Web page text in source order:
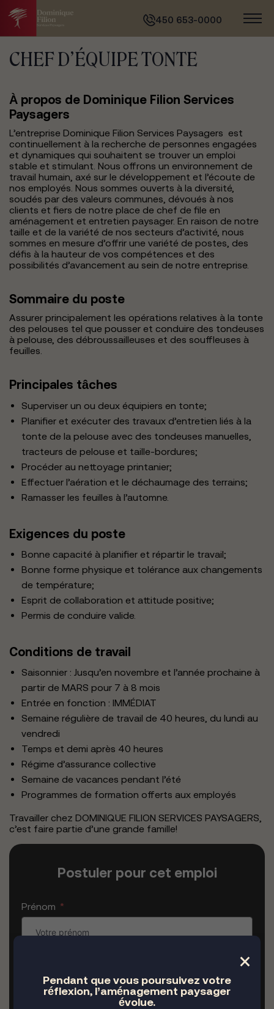
450 653-0000
CHEF D’ÉQUIPE TONTE
À propos de Dominique Filion Services
Paysagers
L’entreprise Dominique Filion Services Paysagers est
continuellement à la recherche de personnes engagées
et dynamiques qui souhaitent se trouver un emploi
stable et stimulant. Nous offrons un environnement de
travail humain, axé sur le développement et l’écoute de
nos employés. Nous sommes ouverts à la diversité,
soudés par des valeurs communes, dévoués à nos
clients et fiers de notre place de chef de file en
aménagement et entretien paysager. En raison de notre
taille et de la variété de nos secteurs d’activité, nous
sommes en mesure d’offrir une variété de postes, des
défis à la hauteur de vos compétences et des
possibilités d’avancement au sein de notre entreprise.
Sommaire du poste
Assurer principalement les opérations relatives à la tonte
des pelouses tel que pousser et conduire des tondeuses
à pelouse, des débroussailleuses et des souffleuses à
feuilles.
Principales tâches
Superviser un ou deux équipiers en tonte;
Planifier et exécuter des travaux d’entretien liés à la
tonte de la pelouse avec des tondeuses manuelles,
tracteurs de pelouse et taille-bordures;
Procéder au nettoyage printanier;
Effectuer l’aération et le déchaumage des terrains;
Ramasser les feuilles à l’automne.
Exigences du poste
Bonne capacité à planifier et répartir le travail;
Bonne forme physique et tolérance aux changements
de température;
Esprit de collaboration et attitude positive;
Permis de conduire valide.
Conditions de travail
Saisonnier : Jusqu’en novembre et l’année prochaine à
partir de MARS pour 7 à 8 mois
Entrée en fonction : IMMÉDIAT
Semaine régulière de travail de 40 heures, du lundi au
vendredi
Temps et demi après 40 heures
Régime d’assurance collective
Semaine de vacances pendant l’été
Programmes de formation offerts aux employés
Travailler chez DOMINIQUE FILION SERVICES PAYSAGERS,
c’est faire partie d’une grande famille!
Postuler pour cet emploi
Prénom
×
Pendant que vous poursuivez votre
réflexion, l’aménagement paysager
évolue.